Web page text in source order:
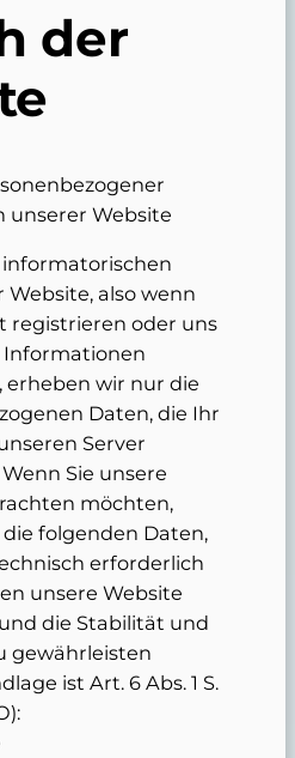
der
unserer Website
also wenn
registrieren oder uns
wir nur die
Daten, die Ihr
Server
Sie unsere
möchten,
folgenden Daten,
erforderlich
unsere Website
die Stabilität und
gewährleisten
ist Art. 6 Abs. 1 S.